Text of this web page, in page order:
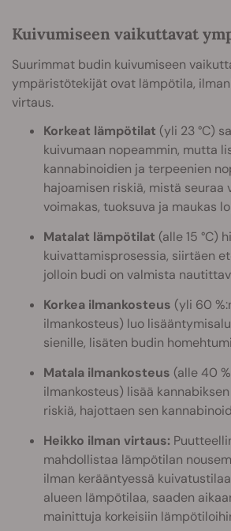
Kuivumiseen vaikuttavat
Suurimmat budin kuivumiseen
ympäristötekijät ovat lämpötila,
virtaus.
Korkeat lämpötilat (yli 23 °C)
kuivumaan nopeammin, mutta
kannabinoidien ja terpeenien
hajoamisen riskiä, mistä seuraa
voimakas, tuoksuva ja maukas
Matalat lämpötilat (alle 15 °C)
kuivattamisprosessia, siirtäen
jolloin budi on valmista
Korkea ilmankosteus (yli 60
ilmankosteus) luo
sienille, lisäten budin
Matala ilmankosteus (alle 40
ilmankosteus) lisää
riskiä, hajottaen sen
Heikko ilman virtaus:
mahdollistaa lämpötilan
ilman kerääntyessä
alueen lämpötilaa, saaden
mainittuja korkeisiin